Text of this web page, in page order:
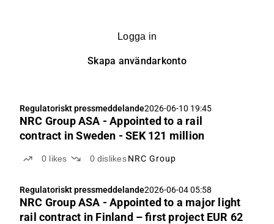
Logga in
Skapa användarkonto
Regulatoriskt pressmeddelande2026-06-10 19:45
NRC Group ASA - Appointed to a rail
contract in Sweden - SEK 121 million
0 likes 0 dislikes NRC Group
Regulatoriskt pressmeddelande2026-06-04 05:58
NRC Group ASA - Appointed to a major light
rail contract in Finland – first project EUR 62